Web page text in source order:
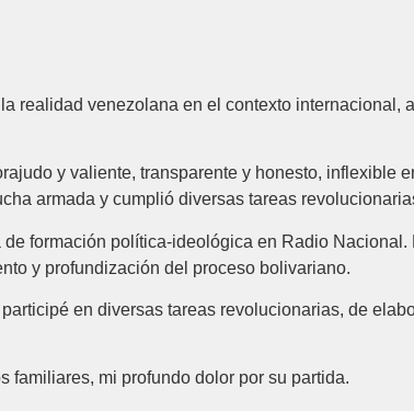
realidad venezolana en el contexto internacional,
y valiente, transparente y honesto, inflexible
armada y cumplió diversas tareas
formación política-ideológica en Radio Nacional.
y profundización del proceso bolivariano.
en diversas tareas revolucionarias, de
familiares, mi profundo dolor por su partida.